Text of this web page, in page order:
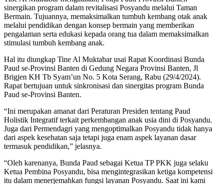
sinergikan program dalam revitalisasi Posyandu melalui Taman
Bermain. Tujuannya, memaksimalkan tumbuh kembang otak anak
melalui pendidikan dengan konsep bermain yang memberikan
pengalaman serta edukasi kepada orang tua dalam memaksimalkan
stimulasi tumbuh kembang anak.
Hal itu diungkap Tine Al Muktabar usai Rapat Koordinasi Bunda
Paud se-Provinsi Banten di Gedung Negara Provinsi Banten, Jl
Brigjen KH Tb Syam’un No. 5 Kota Serang, Rabu (29/4/2024).
Rapat bertujuan untuk sinkronisasi dan sinergitas program Bunda
Paud se-Provinsi Banten.
“Ini merupakan amanat dari Peraturan Presiden tentang Paud
Holistik Integratif terkait perkembangan anak usia dini di Posyandu.
Juga dari Permendagri yang mengoptimalkan Posyandu tidak hanya
dari aspek kesehatan saja tetapi juga enam aspek layanan dasar
termasuk pendidikan,” jelasnya.
“Oleh karenanya, Bunda Paud sebagai Ketua TP PKK juga selaku
Ketua Pembina Posyandu, bisa mengintegrasikan ketiga kompetensi
itu dalam menerjemahkan fungsi layanan Posyandu. Saat ini kami